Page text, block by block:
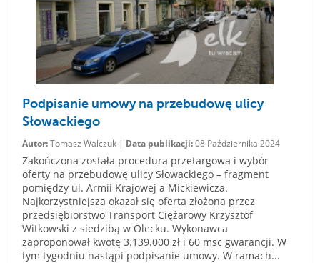
Podpisanie umowy na przebudowę ulicy
Słowackiego
Autor:Tomasz Walczuk | Data publikacji:08 Października 2024
Zakończona została procedura przetargowa i wybór
oferty na przebudowę ulicy Słowackiego – fragment
pomiędzy ul. Armii Krajowej a Mickiewicza.
Najkorzystniejsza okazał się oferta złożona przez
przedsiębiorstwo Transport Ciężarowy Krzysztof
Witkowski z siedzibą w Olecku. Wykonawca
zaproponował kwotę 3.139.000 zł i 60 msc gwarancji. W
tym tygodniu nastąpi podpisanie umowy. W ramach...